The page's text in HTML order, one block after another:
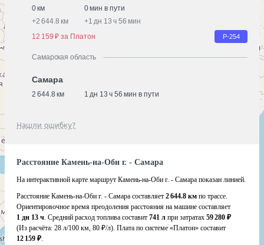
0 км
0 мин в пути
+2 644.8 км +1 дн 13 ч 56 мин
12 159 ₽ за Платон
Р-254
Самарская область
Самара
2 644.8 км 1 дн 13 ч 56 мин в пути
Нашли ошибку?
Расстояние Камень-на-Оби г. - Самара
На интерактивной карте маршрут Камень-на-Оби г. - Самара показан линией.
Расстояние Камень-на-Оби г. - Самара составляет 2 644.8 км по трассе.
Ориентировочное время преодоления расстояния на машине составляет
1 дн 13 ч. Средний расход топлива составит 741 л при затратах 59 280 ₽
(Из расчёта: 28 л/100 км, 80 ₽/л). Плата по системе «Платон» составит
12 159 ₽.